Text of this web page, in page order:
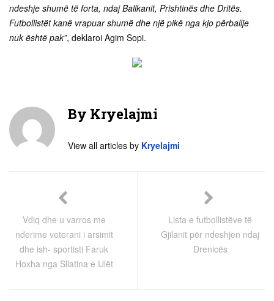
ndeshje shumë të forta, ndaj Ballkanit, Prishtinës dhe Dritës.
Futbollistët kanë vrapuar shumë dhe një pikë nga kjo përballje
nuk është pak”, deklaroi Agim Sopi.
By Kryelajmi
View all articles by Kryelajmi
Vdiq dhe u varros me
nderime veterani i arsimit
dhe ish- sportisti Faruk
Hoxha nga Sllatina e Ulët
Lista e futbollistëve të
Gjilanit për ndeshjen ndaj
Drenicës